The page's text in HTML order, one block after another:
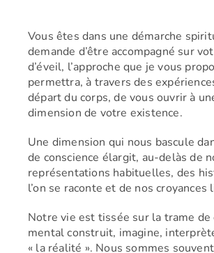
Vous êtes dans une démarche
demande d’être accompagné sur
d’éveil, l’approche que je vous
permettra, à travers des
départ du corps, de vous ouvrir à
dimension de votre existence.
Une dimension qui nous bascule
de conscience élargit, au-delàs de
représentations habituelles, des
l’on se raconte et de nos croyances
Notre vie est tissée sur la trame de
mental construit, imagine,
« la réalité ». Nous sommes